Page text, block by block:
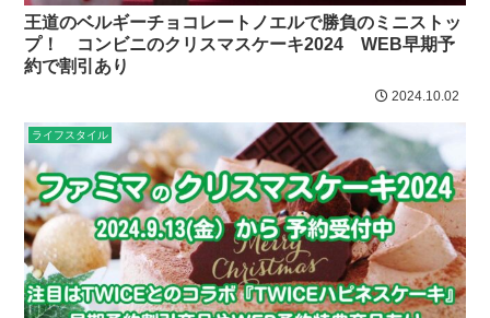
王道のベルギーチョコレートノエルで勝負のミニストッ
プ！ コンビニのクリスマスケーキ2024 WEB早期予
約で割引あり
2024.10.02
ライフスタイル